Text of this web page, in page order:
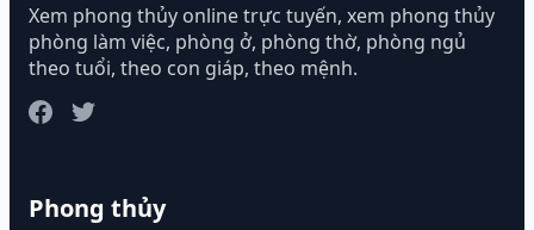
Xem phong thủy online trực tuyến, xem phong thủy
phòng làm việc, phòng ở, phòng thờ, phòng ngủ
theo tuổi, theo con giáp, theo mệnh.
Phong thủy